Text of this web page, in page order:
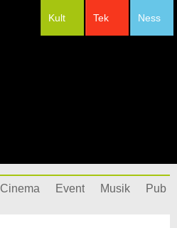
Ness
Tek
Kult
Cinema Event Musik Pub